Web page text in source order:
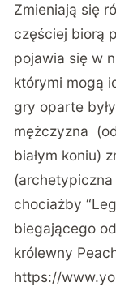
Zmieniają się
częściej biorą
pojawia się w
którymi mogą
gry oparte
mężczyzna
białym koniu)
chociażby
biegającego
królewny
https://